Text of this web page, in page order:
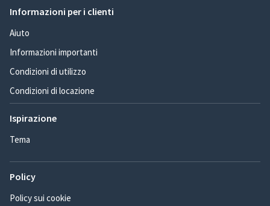
Informazioni per i clienti
Aiuto
Informazioni importanti
Condizioni di utilizzo
Condizioni di locazione
Ispirazione
Tema
Policy
Policy sui cookie